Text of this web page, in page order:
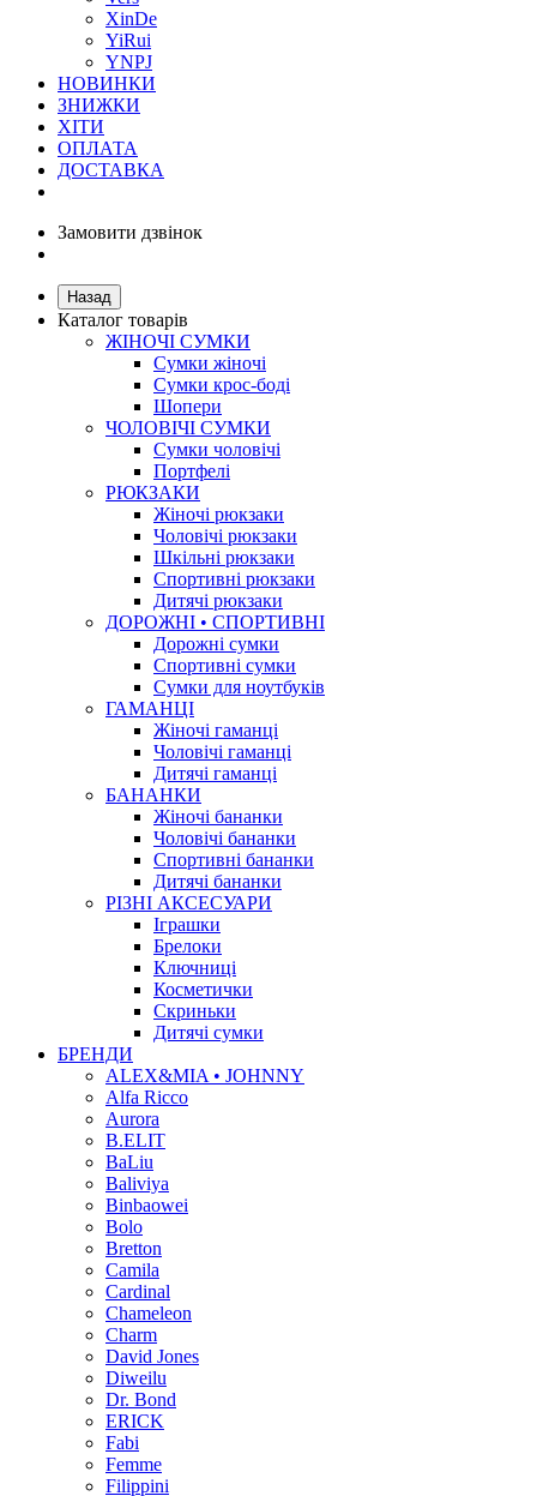
XinDe
YiRui
YNPJ
НОВИНКИ
ЗНИЖКИ
ХІТИ
ОПЛАТА
ДОСТАВКА
Замовити дзвінок
Назад
Каталог товарів
ЖІНОЧІ СУМКИ
Сумки жіночі
Сумки крос-боді
Шопери
ЧОЛОВІЧІ СУМКИ
Сумки чоловічі
Портфелі
РЮКЗАКИ
Жіночі рюкзаки
Чоловічі рюкзаки
Шкільні рюкзаки
Спортивні рюкзаки
Дитячі рюкзаки
ДОРОЖНІ • СПОРТИВНІ
Дорожні сумки
Спортивні сумки
Сумки для ноутбуків
ГАМАНЦІ
Жіночі гаманці
Чоловічі гаманці
Дитячі гаманці
БАНАНКИ
Жіночі бананки
Чоловічі бананки
Спортивні бананки
Дитячі бананки
РІЗНІ АКСЕСУАРИ
Іграшки
Брелоки
Ключниці
Косметички
Скриньки
Дитячі сумки
БРЕНДИ
ALEX&MIA • JOHNNY
Alfa Ricco
Aurora
B.ELIT
BaLiu
Baliviya
Binbaowei
Bolo
Bretton
Camila
Cardinal
Chameleon
Charm
David Jones
Diweilu
Dr. Bond
ERICK
Fabi
Femme
Filippini